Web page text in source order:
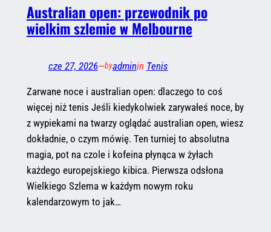
Australian open: przewodnik po
wielkim szlemie w Melbourne
cze 27, 2026—byadminin Tenis
Zarwane noce i australian open: dlaczego to coś
więcej niż tenis Jeśli kiedykolwiek zarywałeś noce, by
z wypiekami na twarzy oglądać australian open, wiesz
dokładnie, o czym mówię. Ten turniej to absolutna
magia, pot na czole i kofeina płynąca w żyłach
każdego europejskiego kibica. Pierwsza odsłona
Wielkiego Szlema w każdym nowym roku
kalendarzowym to jak…